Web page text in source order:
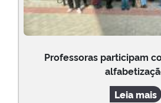
Professoras participam
Leia mais